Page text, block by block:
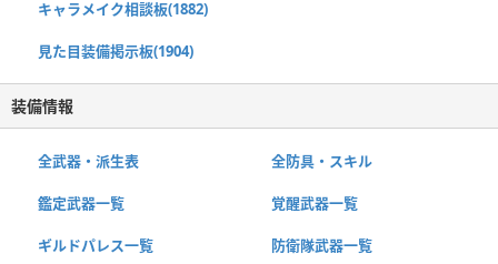
キャラメイク相談板(1882)
見た目装備掲示板(1904)
装備情報
全武器・派生表 全防具・スキル
鑑定武器一覧 覚醒武器一覧
ギルドパレス一覧 防衛隊武器一覧